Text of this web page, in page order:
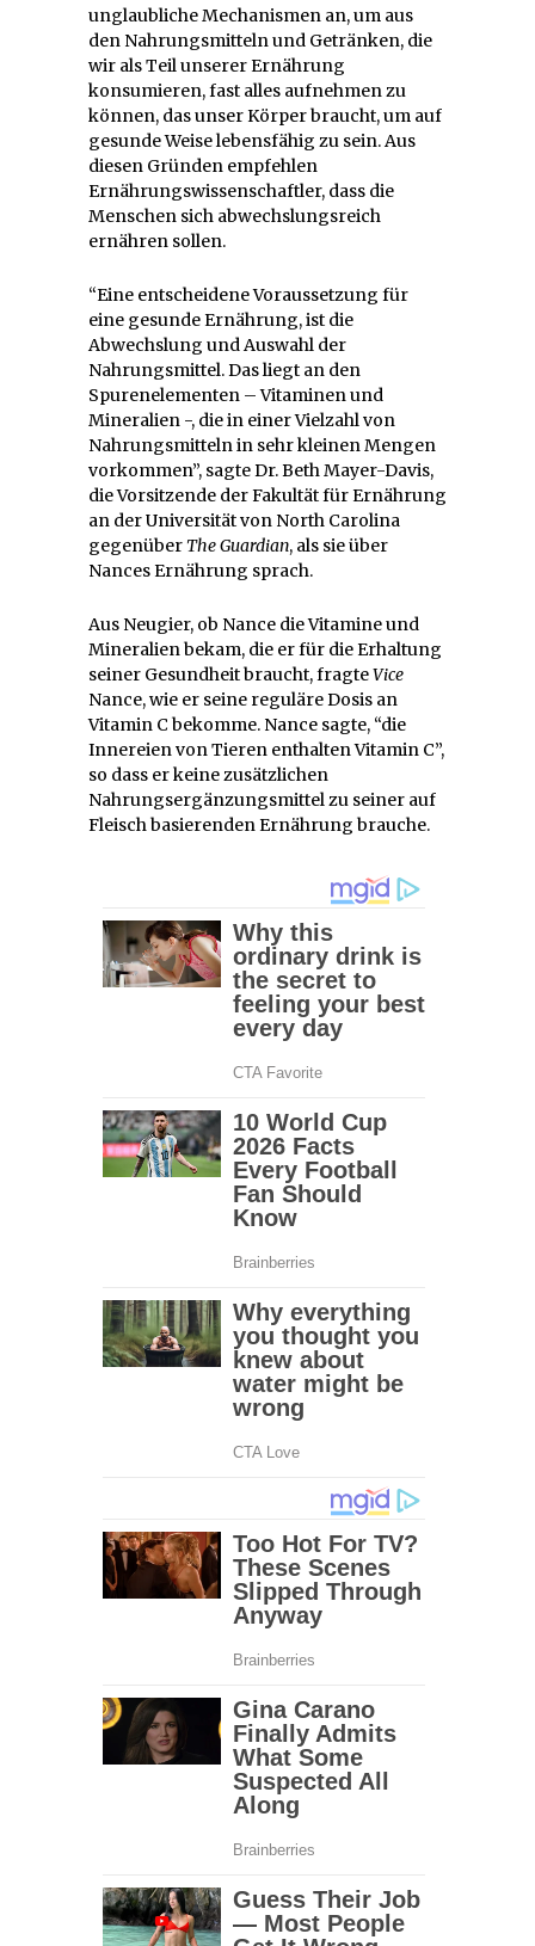
unglaubliche Mechanismen an, um aus
den Nahrungsmitteln und Getränken, die
wir als Teil unserer Ernährung
konsumieren, fast alles aufnehmen zu
können, das unser Körper braucht, um auf
gesunde Weise lebensfähig zu sein. Aus
diesen Gründen empfehlen
Ernährungswissenschaftler, dass die
Menschen sich abwechslungsreich
ernähren sollen.
“Eine entscheidene Voraussetzung für
eine gesunde Ernährung, ist die
Abwechslung und Auswahl der
Nahrungsmittel. Das liegt an den
Spurenelementen – Vitaminen und
Mineralien -, die in einer Vielzahl von
Nahrungsmitteln in sehr kleinen Mengen
vorkommen”, sagte Dr. Beth Mayer-Davis,
die Vorsitzende der Fakultät für Ernährung
an der Universität von North Carolina
gegenüber The Guardian, als sie über
Nances Ernährung sprach.
Aus Neugier, ob Nance die Vitamine und
Mineralien bekam, die er für die Erhaltung
seiner Gesundheit braucht, fragteVice
Nance, wie er seine reguläre Dosis an
Vitamin C bekomme. Nance sagte, “die
Innereien von Tieren enthalten Vitamin C”,
so dass er keine zusätzlichen
Nahrungsergänzungsmittel zu seiner auf
Fleisch basierenden Ernährung brauche.